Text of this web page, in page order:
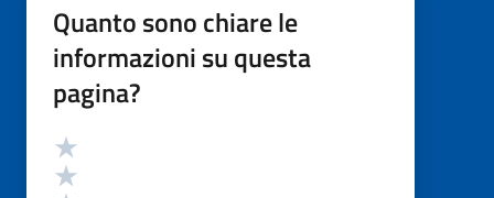
Quanto sono chiare le
informazioni su questa
pagina?
Valutazione